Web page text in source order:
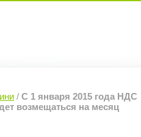
»
/ С 1 января 2015 года НДС
возмещаться на месяц